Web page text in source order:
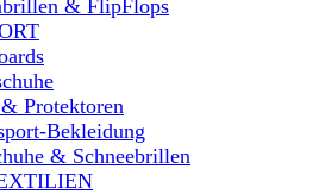
& FlipFlops
Protektoren
Bekleidung
& Schneebrillen